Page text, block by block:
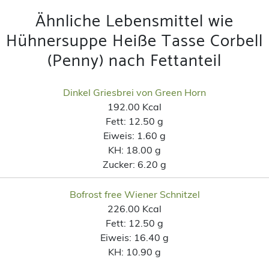
Ähnliche Lebensmittel wie
Hühnersuppe Heiße Tasse Corbell
(Penny) nach Fettanteil
Dinkel Griesbrei von Green Horn
192.00 Kcal
Fett: 12.50 g
Eiweis: 1.60 g
KH: 18.00 g
Zucker: 6.20 g
Bofrost free Wiener Schnitzel
226.00 Kcal
Fett: 12.50 g
Eiweis: 16.40 g
KH: 10.90 g